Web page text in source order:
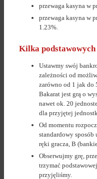
przewaga kasyna w
przewaga kasyna w
1.23%.
Kilka
Ustawmy swój
zależności od
zarówno od 1 jak do
Bakarat jest grą o
nawet ok. 20
dla przyjętej
Od momentu
standardowy
ręki gracza, B
Obserwujmy grę,
trzymać
przyjęliśmy.